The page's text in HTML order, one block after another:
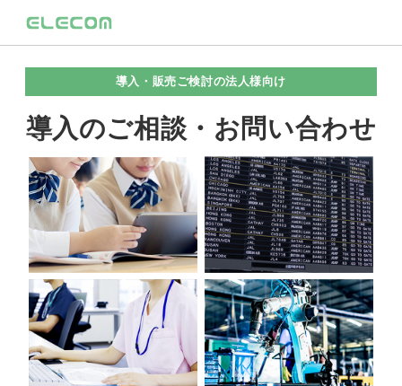
導入・販売ご検討の法人様向け
導入のご相談・お問い合わせ